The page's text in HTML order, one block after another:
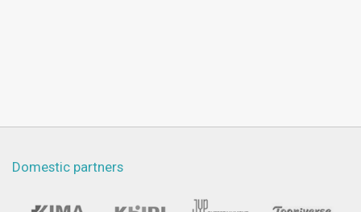
Domestic partners